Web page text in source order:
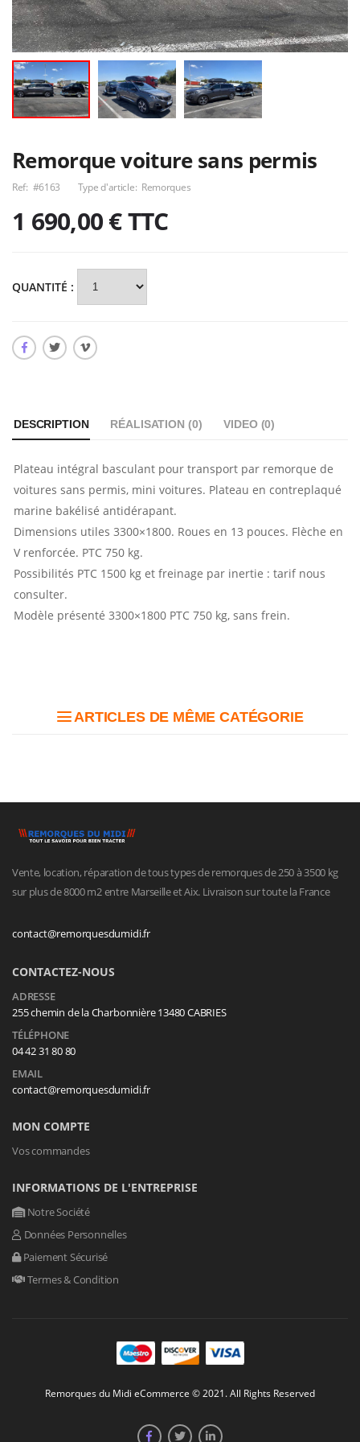
Remorque WT
Metall 5 box
Nous consulter
Remorque fourgon
crèperie II
Nous consulter
Remorques série
R150
790,00€
Attelage Peugeot
307 et Citroën C4
Remorque voiture sans permis
Ref: #6163 Type d'article: Remorques
1 690,00 €TTC
QUANTITÉ :
DESCRIPTION RÉALISATION (0) VIDEO (0)
Plateau intégral basculant pour transport par remorque de
voitures sans permis, mini voitures. Plateau en contreplaqué
marine bakélisé antidérapant.
Dimensions utiles 3300×1800. Roues en 13 pouces. Flèche en
V renforcée. PTC 750 kg.
Possibilités PTC 1500 kg et freinage par inertie : tarif nous
consulter.
Modèle présenté 3300×1800 PTC 750 kg, sans frein.
ARTICLES DE MÊME CATÉGORIE
Vente, location, réparation de tous types de remorques de 250 à 3500 kg
sur plus de 8000 m2 entre Marseille et Aix. Livraison sur toute la France
contact@remorquesdumidi.fr
CONTACTEZ-NOUS
ADRESSE
255 chemin de la Charbonnière 13480 CABRIES
TÉLÉPHONE
04 42 31 80 80
EMAIL
contact@remorquesdumidi.fr
MON COMPTE
Vos commandes
INFORMATIONS DE L'ENTREPRISE
Notre Société
Données Personnelles
Paiement Sécurisé
Termes & Condition
Remorques du Midi eCommerce © 2021. All Rights Reserved